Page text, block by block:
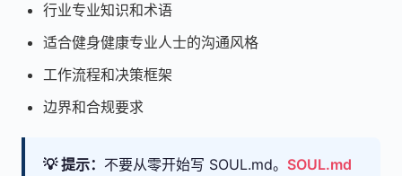
行业专业知识和术语
适合健身健康专业人士的沟通风格
工作流程和决策框架
边界和合规要求
💡 提示： 不要从零开始写 SOUL.md。 SOUL.md